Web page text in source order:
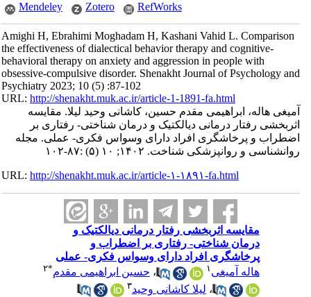
Mendeley
Zotero RefWorks
Amighi H, Ebrahimi Moghadam H, Kashani Vahid L. Comparison
the effectiveness of dialectical behavior therapy and cognitive-
behavioral therapy on anxiety and aggression in people with
obsessive-compulsive disorder. Shenakht Journal of Psychology and
Psychiatry 2023; 10 (5) :87-102
URL:http://shenakht.muk.ac.ir/article-1-1891-fa.html
آمیغی هاله، ابراهیمی مقدم حسین، کاشانی وحید لیلا. مقایسه
اثربخشی رفتار درمانی دیالکتیک و درمان شناختی- رفتاری بر
اضطراب و پرخاشگری افراد دارای وسواس فکری- عملی. مجله
روانشناسی و روانپزشکی شناخت. ۱۴۰۲; ۱۰ (۵) :۸۷-۱۰۲
URL:http://shenakht.muk.ac.ir/article-۱-۱۸۹۱-fa.html
مقایسه اثربخشی رفتار درمانی دیالکتیک و
درمان شناختی- رفتاری بر اضطراب و
پرخاشگری افراد دارای وسواس فکری- عملی
هاله آمیغی
،حسین ابراهیمی مقدم ۲
،لیلا کاشانی وحید